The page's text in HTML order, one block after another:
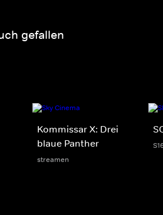
gefallen
Kommissar X: Drei
blaue Panther
streamen